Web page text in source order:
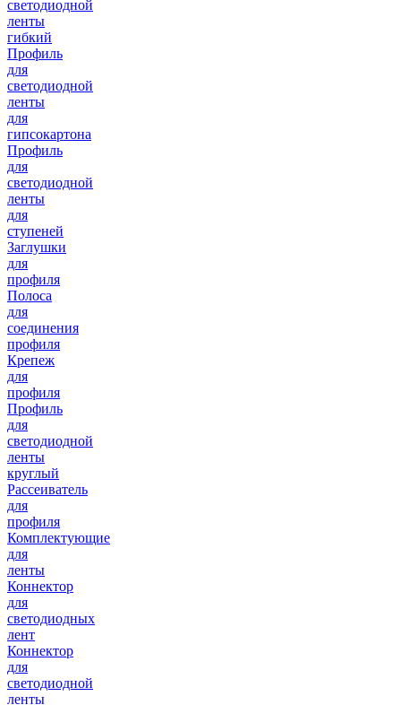
светодиодной
ленты
гибкий
Профиль
для
светодиодной
ленты
для
гипсокартона
Профиль
для
светодиодной
ленты
для
ступеней
Заглушки
для
профиля
Полоса
для
соединения
профиля
Крепеж
для
профиля
Профиль
для
светодиодной
ленты
круглый
Рассеиватель
для
профиля
Комплектующие
для
ленты
Коннектор
для
светодиодных
лент
Коннектор
для
светодиодной
ленты